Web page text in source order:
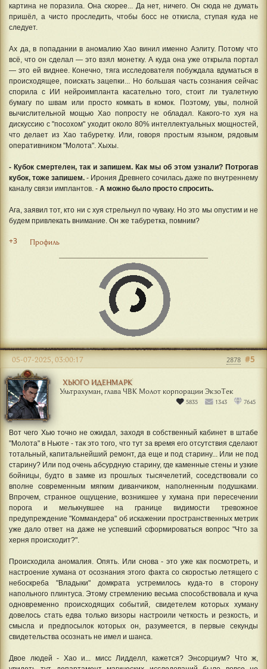
картина не поразила. Она скорее... Да нет, ничего. Он сюда не думать
пришёл, а чисто проследить, чтобы босс не откисла, ступая куда не
следует.
Ах да, в попадании в аномалию Хао винил именно Аэлиту. Потому что
всё, что он сделал — это взял монетку. А куда она уже открыла портал
— это ей виднее. Конечно, тяга исследователя побуждала вдуматься в
происходящее, поискать зацепки... Но большая часть сознания сейчас
спорила с ИИ нейроимпланта касательно того, стоит ли туалетную
бумагу по швам или просто комкать в комок. Поэтому, увы, полной
вычислительной мощью Хао попросту не обладал. Какого-то хуя на
дискуссию с "посохом" уходит около 80% интеллектуальных мощностей,
что делает из Хао табуретку. Или, говоря простым языком, рядовым
оперативником "Молота". Хыхы.
- Кубок смертелен, так и запишем. Как мы об этом узнали? Потрогав
кубок, тоже запишем. - Ирония Древнего сочилась даже по внутреннему
каналу связи имплантов. - А можно было просто спросить.
Ага, заявил тот, кто ни с хуя стрельнул по чуваку. Но это мы опустим и не
будем привлекать внимание. Он же табуретка, помним?
+3 Профиль
ХЬЮГО ИДЕНМАРК
Ультрахуман, глава ЧВК Молот корпорации ЭкзоТек
5835 1343 7645
#5
05-07-2025, 03:00:17 2878
Вот чего Хью точно не ожидал, заходя в собственный кабинет в штабе
"Молота" в Ньюте - так это того, что тут за время его отсутствия сделают
тотальный, капитальнейший ремонт, да еще и под старину... Или не под
старину? Или под очень абсурдную старину, где каменные стены и узкие
бойницы, будто в замке из прошлых тысячелетий, соседствовали со
вполне современным мягким диванчиком, наполненным подушками.
Впрочем, странное ощущение, возникшее у хумана при пересечении
порога и мелькнувшее на границе видимости тревожное
предупреждение "Коммандера" об искажении пространственных метрик
уже дало ответ на даже не успевший сформироваться вопрос "Что за
херня происходит?".
Происходила аномалия. Опять. Или снова - это уже как посмотреть, и
настроение хумана от осознания этого факта со скоростью летящего с
небоскреба "Владыки" домкрата устремилось куда-то в сторону
напольного плинтуса. Этому стремлению весьма способствовала и куча
одновременно происходящих событий, свидетелем которых хуману
довелось стать едва только визоры настроили четкость и резкость, и
смысла и предпосылок которых он, разумеется, в первые секунды
свидетельства осознать не имел и шанса.
Двое людей - Хао и... мисс Лидделл, кажется? Энсорциум? Что ж,